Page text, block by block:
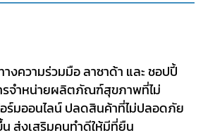
งความร่วมมือ ลาซาด้า และ ชอปปี้
รจำหน่ายผลิตภัณฑ์สุขภาพที่ไม่
มออนไลน์ ปลดสินค้าที่ไม่ปลอดภัย
ส่งเสริมคนทำดีให้มีที่ยืน